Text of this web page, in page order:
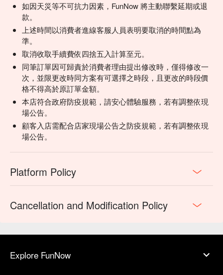
如因天災等不可抗力因素，FunNow 將主動聯繫延期或退
款。
上述時間以消費者進線客服人員表明要取消的時間點為
準。
取消收取手續費依四捨五入計算至元。
同筆訂單因可歸責於消費者理由提出修改時，僅得修改一
次，並限更改時同方案有可選擇之時段，且更改的時段價
格不得高於原訂單金額。
本店符合政府防疫規範，請安心體驗服務，若有調整依現
場公告。
顧客入店需配合店家現場公告之防疫規範，若有調整依現
場公告。
Platform Policy
Cancellation and Modification Policy
Explore FunNow